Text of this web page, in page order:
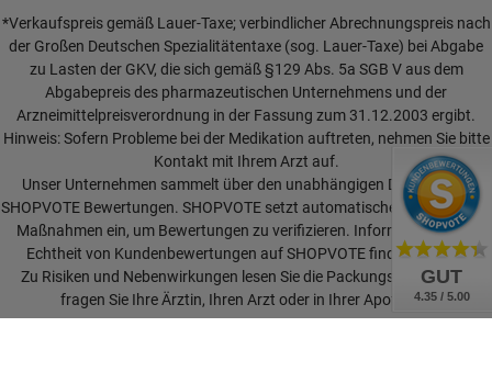
*Verkaufspreis gemäß Lauer-Taxe; verbindlicher Abrechnungspreis nach
der Großen Deutschen Spezialitätentaxe (sog. Lauer-Taxe) bei Abgabe
zu Lasten der GKV, die sich gemäß §129 Abs. 5a SGB V aus dem
Abgabepreis des pharmazeutischen Unternehmens und der
Arzneimittelpreisverordnung in der Fassung zum 31.12.2003 ergibt.
Hinweis: Sofern Probleme bei der Medikation auftreten, nehmen Sie bitte
Kontakt mit Ihrem Arzt auf.
Unser Unternehmen sammelt über den unabhängigen Dienstleister
SHOPVOTE Bewertungen. SHOPVOTE setzt automatische und manuelle
Maßnahmen ein, um Bewertungen zu verifizieren. Informationen zur
Echtheit von Kundenbewertungen auf SHOPVOTE finden Sie hier.
Zu Risiken und Nebenwirkungen lesen Sie die Packungsbeilage und
fragen Sie Ihre Ärztin, Ihren Arzt oder in Ihrer Apotheke.
GUT
4.35 / 5.00